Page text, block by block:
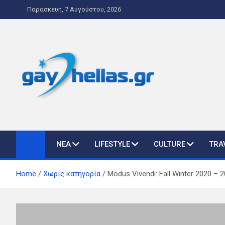
to
Παρασκευή, 7 Αυγούστου, 2026
gayhellas.gr – lgbt
ΝΕΑ LIFESTYLE CULTURE
Home Χωρίς κατηγορία Modus Vivendi: Fall Winter 2020 –